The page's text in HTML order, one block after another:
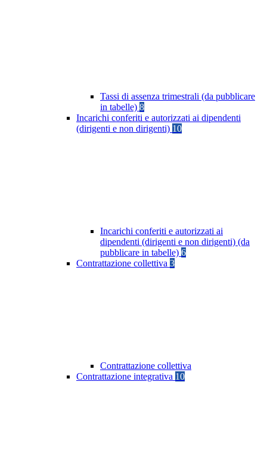
Tassi di assenza trimestrali (da pubblicare
in tabelle) 8
Incarichi conferiti e autorizzati ai dipendenti
(dirigenti e non dirigenti) 10
Incarichi conferiti e autorizzati ai
dipendenti (dirigenti e non dirigenti) (da
pubblicare in tabelle) 6
Contrattazione collettiva 3
Contrattazione collettiva
Contrattazione integrativa 10